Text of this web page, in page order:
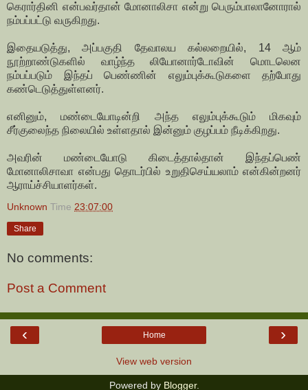
கெரார்தினி என்பவர்தான் மோனாலிசா என்று பெரும்பாலானோரால்
நம்பப்பட்டு வருகிறது.
இதையடுத்து, அப்பகுதி தேவாலய கல்லறையில், 14 ஆம்
நூற்றாண்டுகளில் வாழ்ந்த லியோனார்டோவின் மொடலென
நம்பப்படும் இந்தப் பெண்ணின் எலும்புக்கூடுகளை தற்போது
கண்டெடுத்துள்ளனர்.
எனினும், மண்டையோடின்றி அந்த எலும்புக்கூடும் மிகவும்
சீர்குலைந்த நிலையில் உள்ளதால் இன்னும் குழப்பம் நீடிக்கிறது.
அவரின் மண்டையோடு கிடைத்தால்தான் இந்தப்பெண்
மோனாலிசாவா என்பது தொடர்பில் உறுதிசெய்யலாம் என்கின்றனர்
ஆராய்ச்சியாளர்கள்.
Unknown Time 23:07:00
Share
No comments:
Post a Comment
‹ ›
Home
View web version
Powered by Blogger.